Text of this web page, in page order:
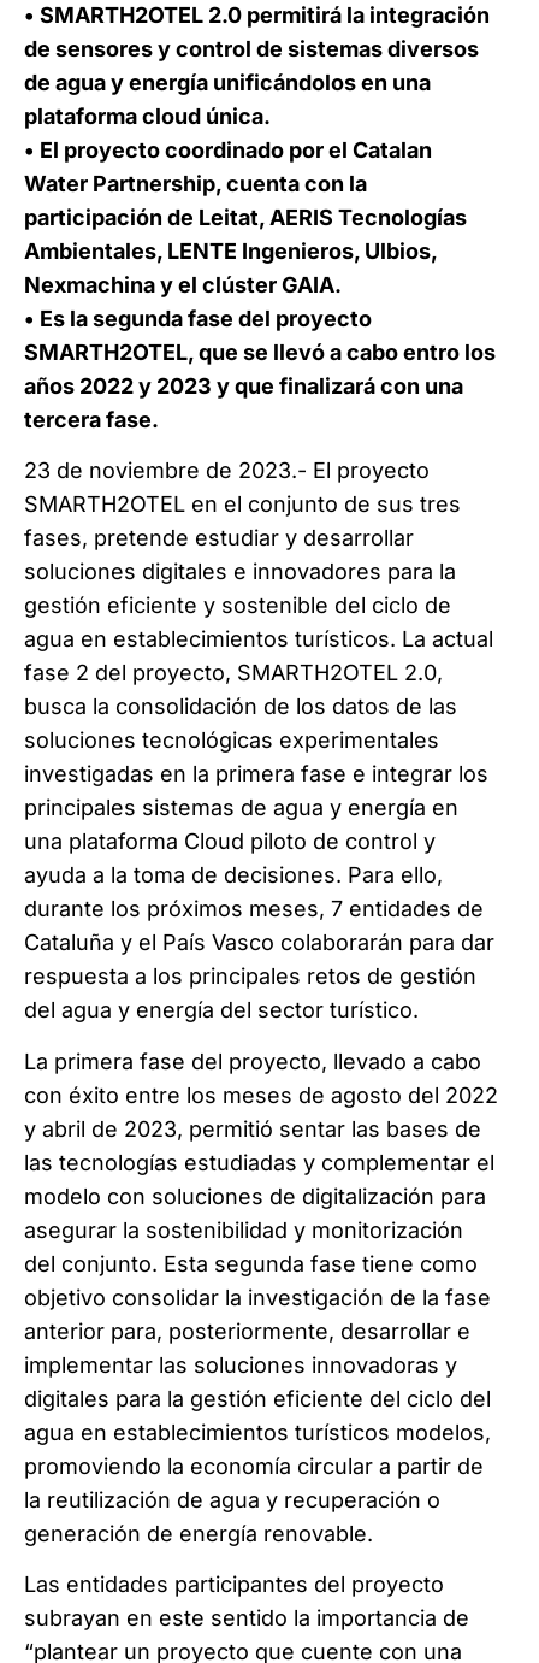
• SMARTH2OTEL 2.0 permitirá la integración
de sensores y control de sistemas diversos
de agua y energía unificándolos en una
plataforma cloud única.
• El proyecto coordinado por el Catalan
Water Partnership, cuenta con la
participación de Leitat, AERIS Tecnologías
Ambientales, LENTE Ingenieros, Ulbios,
Nexmachina y el clúster GAIA.
• Es la segunda fase del proyecto
SMARTH2OTEL, que se llevó a cabo entro los
años 2022 y 2023 y que finalizará con una
tercera fase.
23 de noviembre de 2023.- El proyecto
SMARTH2OTEL en el conjunto de sus tres
fases, pretende estudiar y desarrollar
soluciones digitales e innovadores para la
gestión eficiente y sostenible del ciclo de
agua en establecimientos turísticos. La actual
fase 2 del proyecto, SMARTH2OTEL 2.0,
busca la consolidación de los datos de las
soluciones tecnológicas experimentales
investigadas en la primera fase e integrar los
principales sistemas de agua y energía en
una plataforma Cloud piloto de control y
ayuda a la toma de decisiones. Para ello,
durante los próximos meses, 7 entidades de
Cataluña y el País Vasco colaborarán para dar
respuesta a los principales retos de gestión
del agua y energía del sector turístico.
La primera fase del proyecto, llevado a cabo
con éxito entre los meses de agosto del 2022
y abril de 2023, permitió sentar las bases de
las tecnologías estudiadas y complementar el
modelo con soluciones de digitalización para
asegurar la sostenibilidad y monitorización
del conjunto. Esta segunda fase tiene como
objetivo consolidar la investigación de la fase
anterior para, posteriormente, desarrollar e
implementar las soluciones innovadoras y
digitales para la gestión eficiente del ciclo del
agua en establecimientos turísticos modelos,
promoviendo la economía circular a partir de
la reutilización de agua y recuperación o
generación de energía renovable.
Las entidades participantes del proyecto
subrayan en este sentido la importancia de
“plantear un proyecto que cuente con una